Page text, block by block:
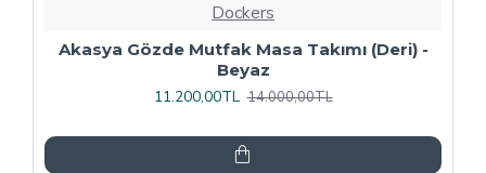
Dockers
Premıum - Gözde Mutfak Masa Takımı -
Füme
13.600,00TL 17.000,00TL